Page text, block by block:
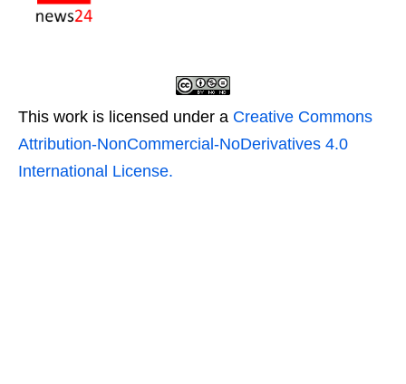
This work is licensed under a Creative Commons
Attribution-NonCommercial-NoDerivatives 4.0
International License.